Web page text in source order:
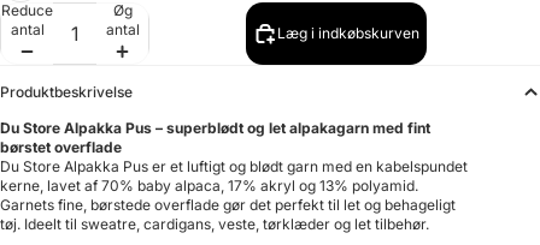
Reducer
antal
Øg
antal
Læg i indkøbskurven
Produktbeskrivelse
Du Store Alpakka Pus – superblødt og let alpakagarn med fint
børstet overflade
Du Store Alpakka Pus er et luftigt og blødt garn med en kabelspundet
kerne, lavet af 70% baby alpaca, 17% akryl og 13% polyamid.
Garnets fine, børstede overflade gør det perfekt til let og behageligt
tøj. Ideelt til sweatre, cardigans, veste, tørklæder og let tilbehør.